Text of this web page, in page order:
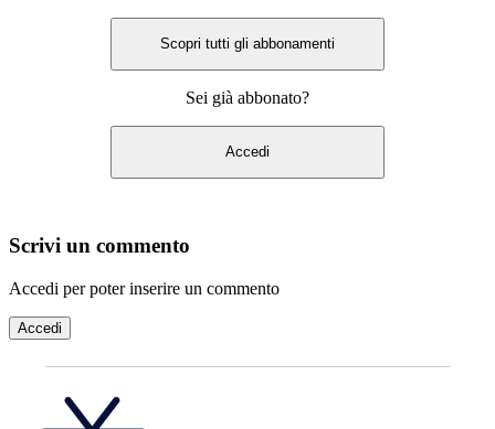
Scopri tutti gli abbonamenti
Sei già abbonato?
Accedi
Scrivi un commento
Accedi per poter inserire un commento
Accedi